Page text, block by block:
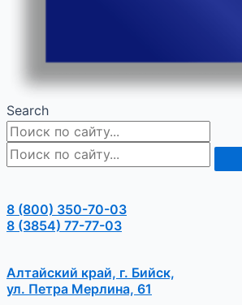
Search
8 (800) 350-70-03
8 (3854) 77-77-03
Алтайский край, г. Бийск,
ул. Петра Мерлина, 61